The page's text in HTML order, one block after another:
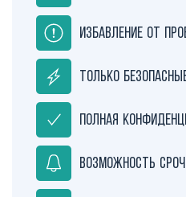
Избавление от
Только
Полная
Возможность